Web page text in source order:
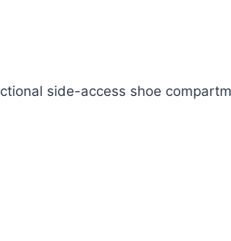
side-access shoe